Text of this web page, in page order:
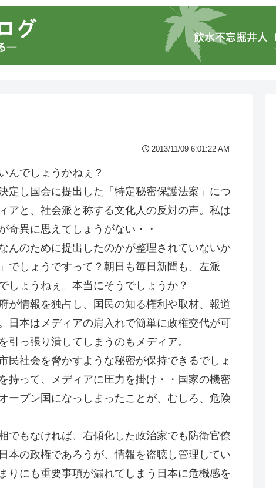
2013/11/09 6:01:22 AM
んでしょうかねぇ？
定し国会に提出した「特定秘密保護法案」につ
アと、社会派と称する文化人の反対の声。私は
奇異に思えてしょうがない・・
んのために提出したのかが整理されていないか
でしょうですって？朝日も毎日新聞も、左派
しょうねぇ。本当にそうでしょうか？
が情報を独占し、国民の知る権利や取材、報道
日本はメディアの肩入れで簡単に政権交代が可
っ張り潰してしまうのもメディア。
民社会を脅かすような秘密が保持できるでしょ
持って、メディアに圧力を掛け・・国家の機密
ープン国になっしまったことが、むしろ、危険
でもなければ、右傾化した政治家でも防衛官僚
本の政権であろうが、情報を盗聴し管理してい
りにも重要事項が漏れてしまう日本に危機感を